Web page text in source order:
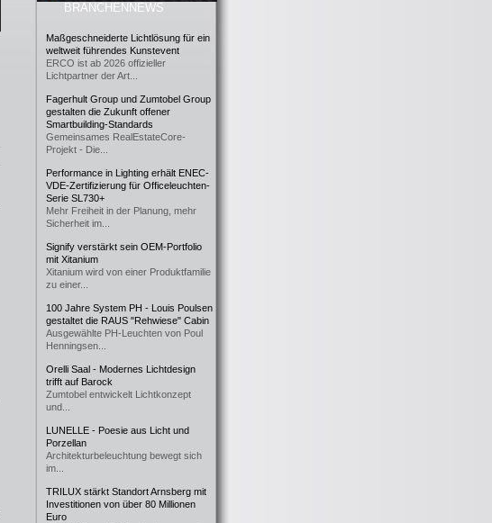
BRANCHENNEWS
Maßgeschneiderte Lichtlösung für ein
weltweit führendes Kunstevent
ERCO ist ab 2026 offizieller
Lichtpartner der Art...
Fagerhult Group und Zumtobel Group
gestalten die Zukunft offener
Smartbuilding-Standards
Gemeinsames RealEstateCore-
Projekt - Die...
Performance in Lighting erhält ENEC-
VDE-Zertifizierung für Officeleuchten-
Serie SL730+
Mehr Freiheit in der Planung, mehr
Sicherheit im...
Signify verstärkt sein OEM-Portfolio
mit Xitanium
Xitanium wird von einer Produktfamilie
zu einer...
100 Jahre System PH - Louis Poulsen
gestaltet die RAUS "Rehwiese" Cabin
Ausgewählte PH-Leuchten von Poul
Henningsen...
Orelli Saal - Modernes Lichtdesign
trifft auf Barock
Zumtobel entwickelt Lichtkonzept
und...
LUNELLE - Poesie aus Licht und
Porzellan
Architekturbeleuchtung bewegt sich
im...
TRILUX stärkt Standort Arnsberg mit
Investitionen von über 80 Millionen
Euro